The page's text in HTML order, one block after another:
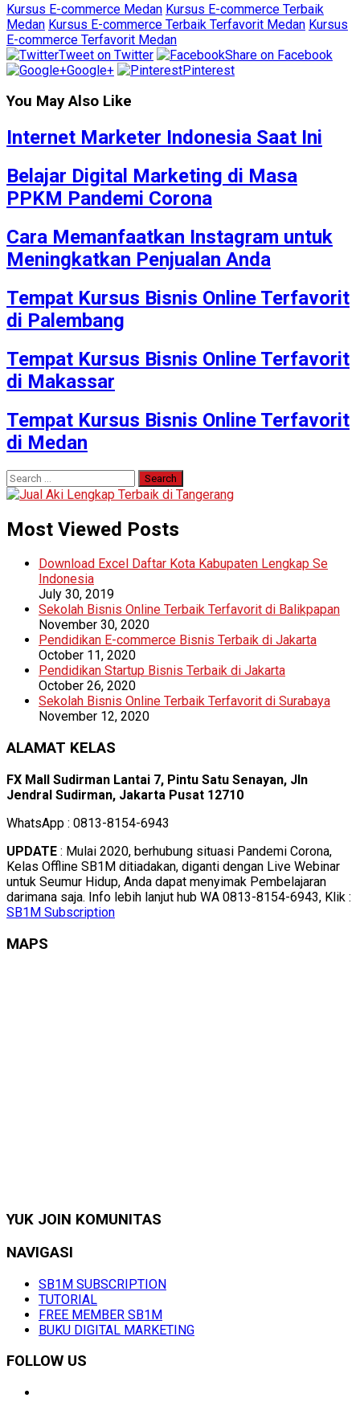
Kursus E-commerce Medan Kursus E-commerce Terbaik
Medan Kursus E-commerce Terbaik Terfavorit Medan Kursus
E-commerce Terfavorit Medan
Tweet on Twitter
Share on Facebook
Google+
Pinterest
You May Also Like
Internet Marketer Indonesia Saat Ini
Belajar Digital Marketing di Masa
PPKM Pandemi Corona
Cara Memanfaatkan Instagram untuk
Meningkatkan Penjualan Anda
Tempat Kursus Bisnis Online Terfavorit
di Palembang
Tempat Kursus Bisnis Online Terfavorit
di Makassar
Tempat Kursus Bisnis Online Terfavorit
di Medan
Search
for:
Most Viewed Posts
Download Excel Daftar Kota Kabupaten Lengkap Se
Indonesia
July 30, 2019
Sekolah Bisnis Online Terbaik Terfavorit di Balikpapan
November 30, 2020
Pendidikan E-commerce Bisnis Terbaik di Jakarta
October 11, 2020
Pendidikan Startup Bisnis Terbaik di Jakarta
October 26, 2020
Sekolah Bisnis Online Terbaik Terfavorit di Surabaya
November 12, 2020
ALAMAT KELAS
FX Mall Sudirman Lantai 7, Pintu Satu Senayan, Jln
Jendral Sudirman, Jakarta Pusat 12710
WhatsApp : 0813-8154-6943
UPDATE : Mulai 2020, berhubung situasi Pandemi Corona,
Kelas Offline SB1M ditiadakan, diganti dengan Live Webinar
untuk Seumur Hidup, Anda dapat menyimak Pembelajaran
darimana saja. Info lebih lanjut hub WA 0813-8154-6943, Klik :
SB1M Subscription
MAPS
YUK JOIN KOMUNITAS
NAVIGASI
SB1M SUBSCRIPTION
TUTORIAL
FREE MEMBER SB1M
BUKU DIGITAL MARKETING
FOLLOW US